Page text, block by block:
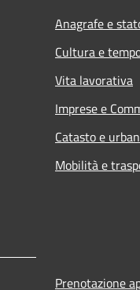
Anagrafe e
Cultura e
Vita lavorativa
Imprese e
Catasto e
Mobilità e
Prenotazione